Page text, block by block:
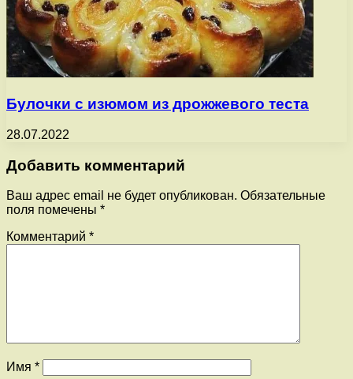
Булочки с изюмом из дрожжевого теста
28.07.2022
Добавить комментарий
Ваш адрес email не будет опубликован. Обязательные
поля помечены *
Комментарий *
Имя *